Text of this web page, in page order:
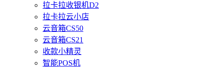
拉卡拉收银机D2
拉卡拉云小店
云音箱CS50
云音箱CS21
收款小精灵
智能POS机